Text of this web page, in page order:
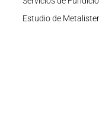
Estudio de